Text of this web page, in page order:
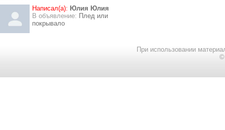
Написал(а): Юлия Юлия
В объявление: Плед или
покрывало
При использовании